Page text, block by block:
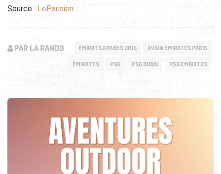
Source : LeParisien
PAR LA RANDO EMIRATS ARABES UNIS AVION EMIRATES PARIS
EMIRATES PSG PSG DUBAI PSG EMIRATES